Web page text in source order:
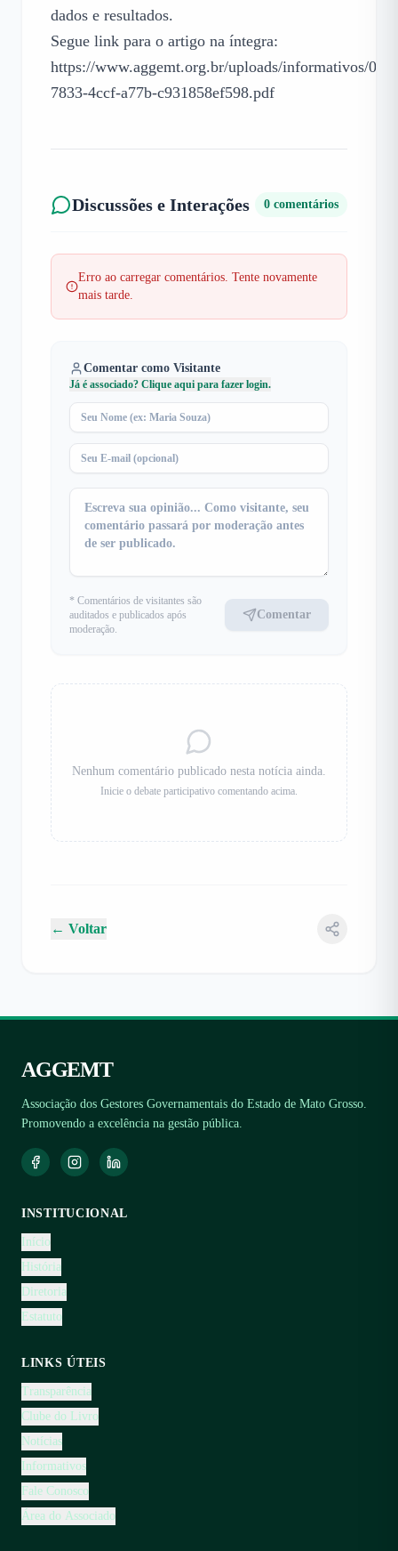
dados e resultados.
Segue link para o artigo na íntegra:
https://www.aggemt.org.br/uploads/informativos/
7833-4ccf-a77b-c931858ef598.pdf
Discussões e Interações 0 comentários
Erro ao carregar comentários. Tente novamente
mais tarde.
Comentar como Visitante
Já é associado? Clique aqui para fazer login.
* Comentários de visitantes são
auditados e publicados após
moderação.
Comentar
Nenhum comentário publicado nesta notícia ainda.
Inicie o debate participativo comentando acima.
← Voltar
AGGEMT
Associação dos Gestores Governamentais do Estado de Mato Grosso.
Promovendo a excelência na gestão pública.
INSTITUCIONAL
Início
História
Diretoria
Estatuto
LINKS ÚTEIS
Transparência
Clube do Livro
Notícias
Informativos
Fale Conosco
Área do Associado